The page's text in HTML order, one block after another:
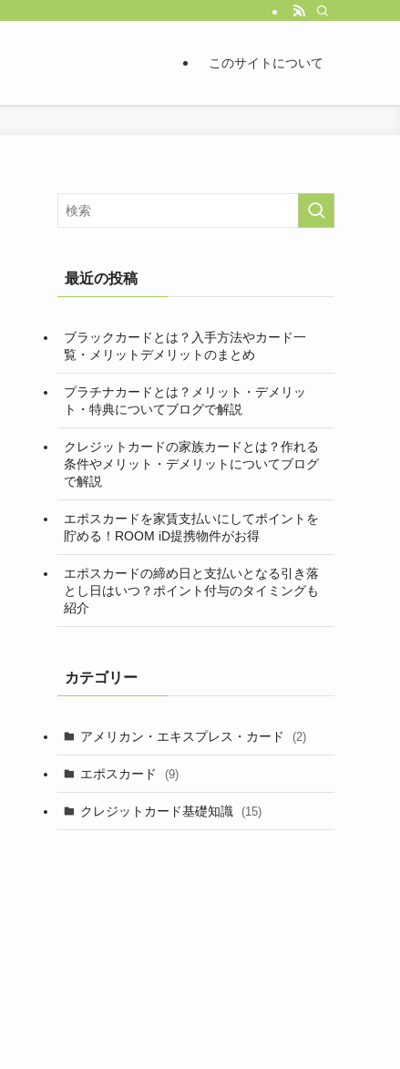
このサイトについて
最近の投稿
ブラックカードとは？入手方法やカード一
覧・メリットデメリットのまとめ
プラチナカードとは？メリット・デメリッ
ト・特典についてブログで解説
クレジットカードの家族カードとは？作れる
条件やメリット・デメリットについてブログ
で解説
エポスカードを家賃支払いにしてポイントを
貯める！ROOM iD提携物件がお得
エポスカードの締め日と支払いとなる引き落
とし日はいつ？ポイント付与のタイミングも
紹介
カテゴリー
アメリカン・エキスプレス・カード (2)
エポスカード (9)
クレジットカード基礎知識 (15)